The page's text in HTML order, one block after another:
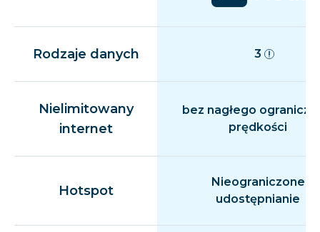
Rodzaje danych 3
Nielimitowany
internet
bez nagłego
prędkości
Hotspot
Nieograniczone
udostępnianie